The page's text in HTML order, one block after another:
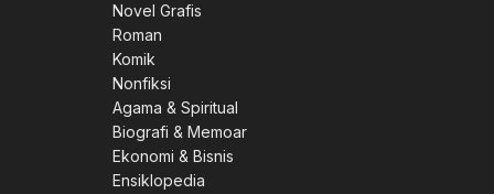
Novel Grafis
Roman
Komik
Nonfiksi
Agama & Spiritual
Biografi & Memoar
Ekonomi & Bisnis
Ensiklopedia